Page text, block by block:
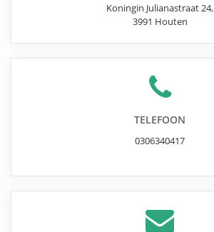
Koningin Julianastraat 24,
3991 Houten
TELEFOON
0306340417